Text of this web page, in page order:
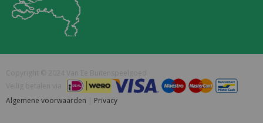
Algemene voorwaarden
Privacy